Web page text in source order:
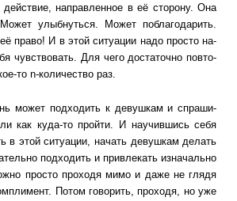
нап­рав­лен­ное в её сто­ро­ну. Она
улыб­нуть­ся. Может по­бла­го­да­рить.
право! И в этой си­ту­а­ции надо просто на­
чув­с­т­во­вать. Для чего дос­та­точ­но пов­то­
то n-ко­ли­чест­во раз.
может подходить к де­вуш­кам и спра­ши­
как куда-то прой­ти. И на­учив­шись себя
в этой си­ту­а­ции, начать де­вуш­кам делать
под­хо­дить и прив­ле­кать из­на­чаль­но
прос­то про­хо­дя мимо и даже не глядя
Потом го­во­рить, про­хо­дя, но уже